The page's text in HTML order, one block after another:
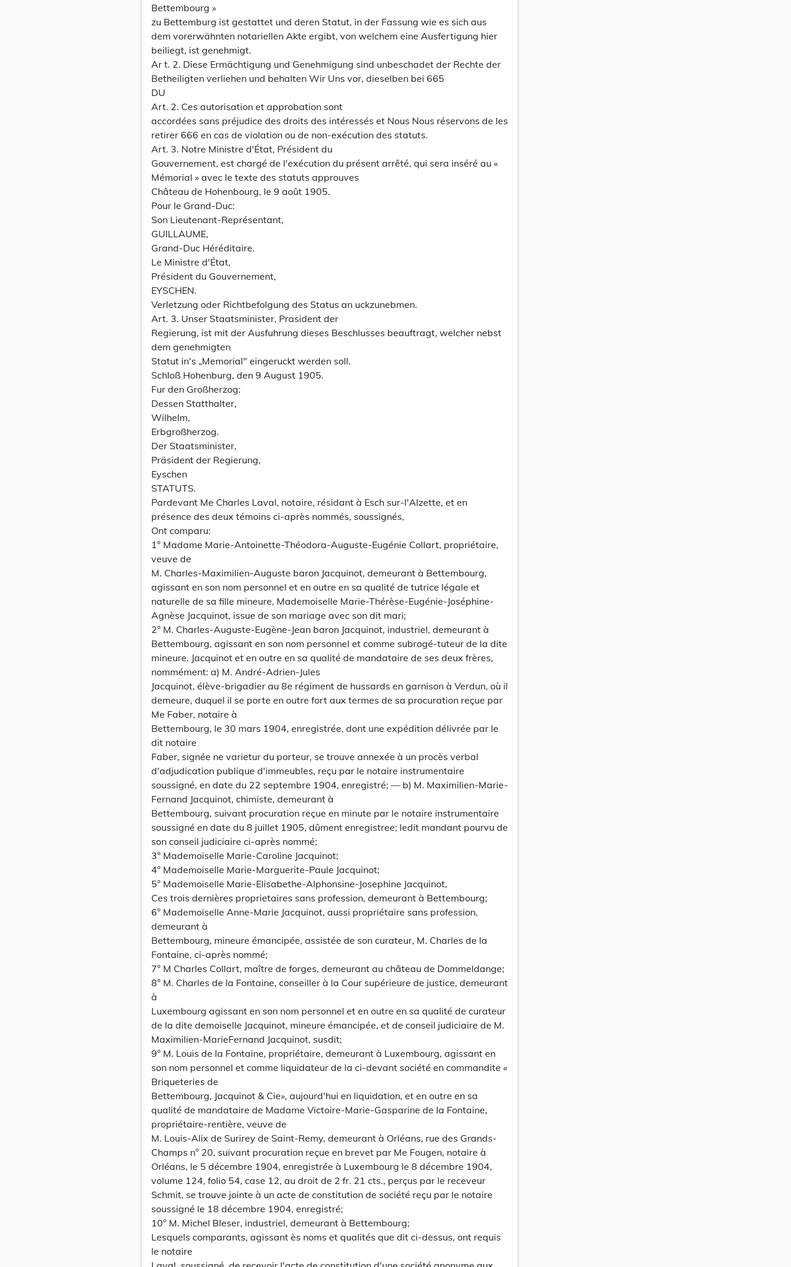
Bettembourg »
zu Bettemburg ist gestattet und deren Statut, in der Fassung wie es sich aus
dem vorerwähnten notariellen Akte ergibt, von welchem eine Ausfertigung hier
beiliegt, ist genehmigt.
Ar t. 2. Diese Ermächtigung und Genehmigung sind unbeschadet der Rechte der
Betheiligten verliehen und behalten Wir Uns vor, dieselben bei 665
DU
Art. 2. Ces autorisation et approbation sont
accordées sans préjudice des droits des intéressés et Nous Nous réservons de les
retirer 666 en cas de violation ou de non-exécution des statuts.
Art. 3. Notre Ministre d'État, Président du
Gouvernement, est chargé de l'exécution du présent arrêté, qui sera inséré au «
Mémorial » avec le texte des statuts approuves
Château de Hohenbourg, le 9 août 1905.
Pour le Grand-Duc:
Son Lieutenant-Représentant,
GUILLAUME,
Grand-Duc Héréditaire.
Le Ministre d'État,
Président du Gouvernement,
EYSCHEN.
Verletzung oder Richtbefolgung des Status an uckzunebmen.
Art. 3. Unser Staatsminister, Prasident der
Regierung, ist mit der Ausfuhrung dieses Beschlusses beauftragt, welcher nebst
dem genehmigten
Statut in's „Memorial" eingeruckt werden soll.
Schloß Hohenburg, den 9 August 1905.
Fur den Großherzog:
Dessen Statthalter,
Wilhelm,
Erbgroßherzog.
Der Staatsminister,
Präsident der Regierung,
Eyschen
STATUTS.
Pardevant Me Charles Laval, notaire, résidant à Esch sur-l'Alzette, et en
présence des deux témoins ci-après nommés, soussignés,
Ont comparu:
1° Madame Marie-Antoinette-Théodora-Auguste-Eugénie Collart, propriétaire,
veuve de
M. Charles-Maximilien-Auguste baron Jacquinot, demeurant à Bettembourg,
agissant en son nom personnel et en outre en sa qualité de tutrice légale et
naturelle de sa fille mineure, Mademoiselle Marie-Thérèse-Eugénie-Joséphine-
Agnèse Jacquinot, issue de son mariage avec son dit mari;
2° M. Charles-Auguste-Eugène-Jean baron Jacquinot, industriel, demeurant à
Bettembourg, agissant en son nom personnel et comme subrogé-tuteur de la dite
mineure. Jacquinot et en outre en sa qualité de mandataire de ses deux frères,
nommément: a) M. André-Adrien-Jules
Jacquinot, élève-brigadier au 8e régiment de hussards en garnison à Verdun, où il
demeure, duquel il se porte en outre fort aux termes de sa procuration reçue par
Me Faber, notaire à
Bettembourg, le 30 mars 1904, enregistrée, dont une expédition délivrée par le
dit notaire
Faber, signée ne varietur du porteur, se trouve annexée à un procès verbal
d'adjudication publique d'immeubles, reçu par le notaire instrumentaire
soussigné, en date du 22 septembre 1904, enregistré; — b) M. Maximilien-Marie-
Fernand Jacquinot, chimiste, demeurant à
Bettembourg, suivant procuration reçue en minute par le notaire instrumentaire
soussigné en date du 8 juillet 1905, dûment enregistree; ledit mandant pourvu de
son conseil judiciaire ci-après nommé;
3° Mademoiselle Marie-Caroline Jacquinot;
4° Mademoiselle Marie-Marguerite-Paule Jacquinot;
5° Mademoiselle Marie-Elisabethe-Alphonsine-Josephine Jacquinot,
Ces trois dernières proprietaires sans profession, demeurant à Bettembourg;
6° Mademoiselle Anne-Marie Jacquinot, aussi propriétaire sans profession,
demeurant à
Bettembourg, mineure émancipée, assistée de son curateur, M. Charles de la
Fontaine, ci-après nommé;
7° M Charles Collart, maître de forges, demeurant au château de Dommeldange;
8° M. Charles de la Fontaine, conseiller à la Cour supérieure de justice, demeurant
à
Luxembourg agissant en son nom personnel et en outre en sa qualité de curateur
de la dite demoiselle Jacquinot, mineure émancipée, et de conseil judiciaire de M.
Maximilien-MarieFernand Jacquinot, susdit;
9° M. Louis de la Fontaine, propriétaire, demeurant à Luxembourg, agissant en
son nom personnel et comme liquidateur de la ci-devant société en commandite «
Briqueteries de
Bettembourg, Jacquinot & Cie», aujourd'hui en liquidation, et en outre en sa
qualité de mandataire de Madame Victoire-Marie-Gasparine de la Fontaine,
propriétaire-rentière, veuve de
M. Louis-Alix de Surirey de Saint-Remy, demeurant à Orléans, rue des Grands-
Champs n° 20, suivant procuration reçue en brevet par Me Fougen, notaire à
Orléans, le 5 décembre 1904, enregistrée à Luxembourg le 8 décembre 1904,
volume 124, folio 54, case 12, au droit de 2 fr. 21 cts., perçus par le receveur
Schmit, se trouve jointe à un acte de constitution de société reçu par le notaire
soussigné le 18 décembre 1904, enregistré;
10° M. Michel Bleser, industriel, demeurant à Bettembourg;
Lesquels comparants, agissant ès noms et qualités que dit ci-dessus, ont requis
le notaire